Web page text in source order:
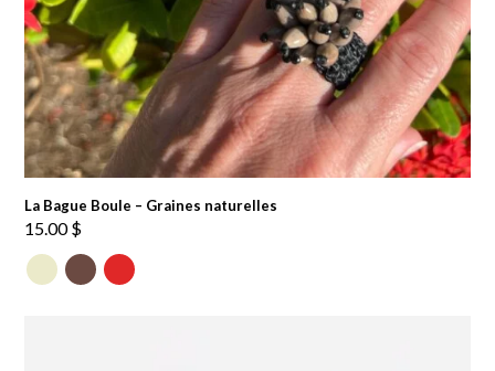
La Bague Boule – Graines naturelles
15.00$